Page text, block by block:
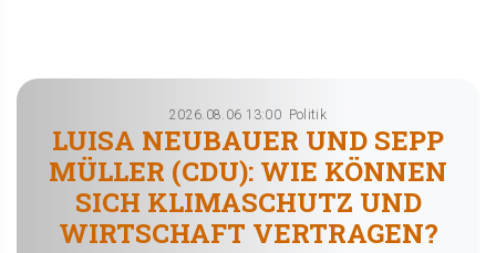
2026.08.06 13:00 Politik
LUISA NEUBAUER UND SEPP
MÜLLER (CDU): WIE KÖNNEN
SICH KLIMASCHUTZ UND
WIRTSCHAFT VERTRAGEN?